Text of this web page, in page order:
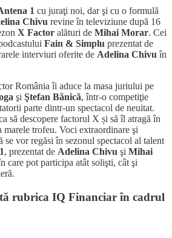
1 cu juraţi noi, dar şi cu o formulă
Chivu revine în televiziune după 16
X Factor alături de Mihai Morar. Cei
Fain & Simplu prezentat de
interviuri oferite de Adelina Chivu în
România îi aduce la masa juriului pe
şi Ştefan Bănică, într-o competiţie
parte dintr-un spectacol de neuitat.
să descopere factorul X și să îl atragă în
marele trofeu. Voci extraordinare şi
se vor regăsi în sezonul spectacol al talent
, prezentat de Adelina Chivu şi Mihai
care pot participa atât solişti, cât şi
rubrica IQ Financiar în cadrul